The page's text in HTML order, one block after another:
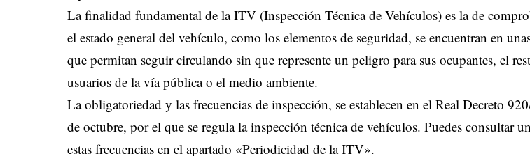
La finalidad fundamental de la ITV (Inspección Técnica de Vehículos) es la de
el estado general del vehículo, como los elementos de seguridad, se encuentran en
que permitan seguir circulando sin que represente un peligro para sus ocupantes, el
usuarios de la vía pública o el medio ambiente.
La obligatoriedad y las frecuencias de inspección, se establecen en el Real Decreto
de octubre, por el que se regula la inspección técnica de vehículos. Puedes consultar
estas frecuencias en el apartado «Periodicidad de la ITV».